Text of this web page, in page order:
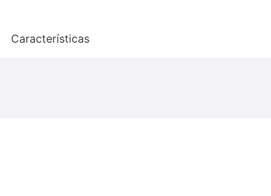
Características